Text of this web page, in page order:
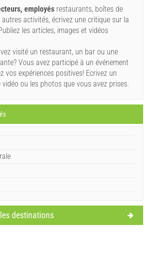
et attendez la confirmation
pas réserver immédiatement et que
questions, veuillez les remplir et
une demande".
employés restaurants, boîtes de
activités, écrivez une critique sur la
les articles, images et vidéos
visité un restaurant, un bar ou une
Vous avez participé à un événement
vos expériences positives! Ecrivez un
vidéo ou les photos que vous avez prises.
destinations